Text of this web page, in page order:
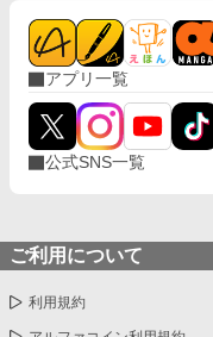
アプリ一覧
公式SNS一覧
ご利用について
利用規約